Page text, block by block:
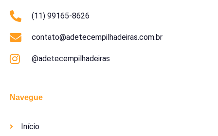
Navegue
Início
(11) 99165-8626
contato@adetecempilhadeiras.com.br
@adetecempilhadeiras